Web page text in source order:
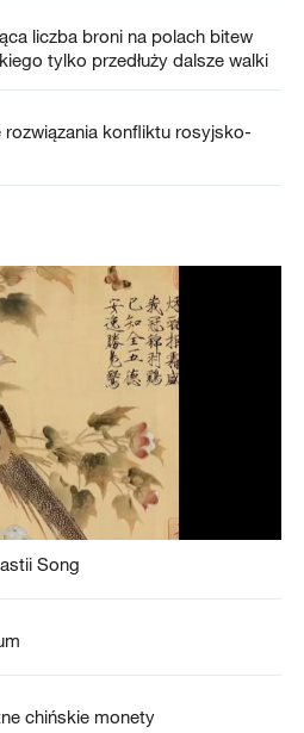
liczba broni na polach bitew
tylko przedłuży dalsze walki
konfliktu rosyjsko-
Song
chińskie monety